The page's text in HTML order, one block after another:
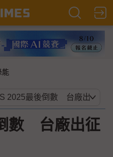
能
數 台廠出征